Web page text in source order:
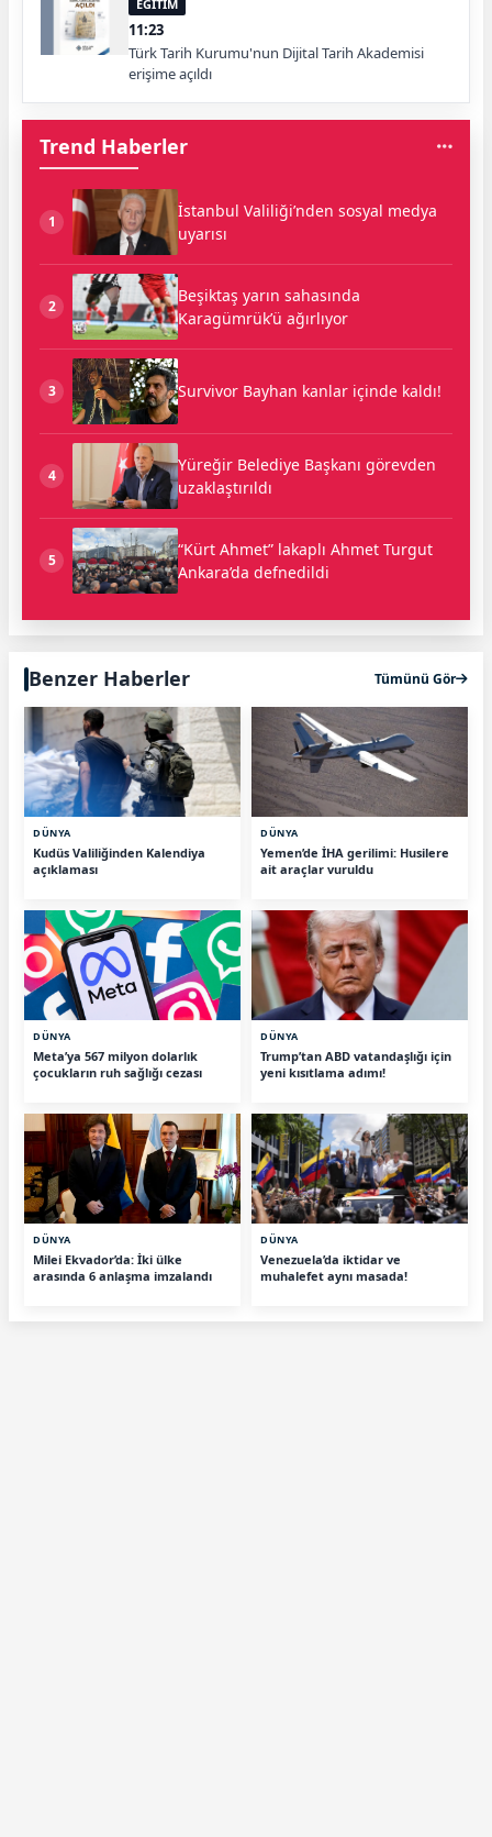
EĞİTİM
11:23
Türk Tarih Kurumu'nun Dijital Tarih Akademisi
erişime açıldı
Trend Haberler
1
İstanbul Valiliği’nden sosyal medya
uyarısı
2
Beşiktaş yarın sahasında
Karagümrük’ü ağırlıyor
3 Survivor Bayhan kanlar içinde kaldı!
4
Yüreğir Belediye Başkanı görevden
uzaklaştırıldı
5
“Kürt Ahmet” lakaplı Ahmet Turgut
Ankara’da defnedildi
Benzer Haberler Tümünü Gör
DÜNYA
Kudüs Valiliğinden Kalendiya
açıklaması
DÜNYA
Yemen’de İHA gerilimi: Husilere
ait araçlar vuruldu
DÜNYA
Meta’ya 567 milyon dolarlık
çocukların ruh sağlığı cezası
DÜNYA
Trump’tan ABD vatandaşlığı için
yeni kısıtlama adımı!
DÜNYA
Milei Ekvador’da: İki ülke
arasında 6 anlaşma imzalandı
DÜNYA
Venezuela’da iktidar ve
muhalefet aynı masada!